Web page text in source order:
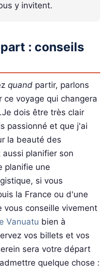
y invitent.
: conseils
quand partir, parlons
voyage qui changera
dois être très clair
passionné et que j'ai
la beauté des
planifier son
planifie une
si vous
la France ou d'une
vous conseille vivement
Vanuatu bien à
vos billets et vos
sera votre départ
quelque chose :